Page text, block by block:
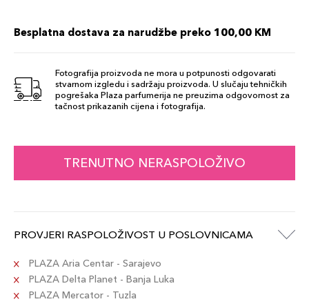
08 - Green 78,00 KM
04 - Plum
Besplatna dostava za narudžbe preko 100,00 KM
Fotografija proizvoda ne mora u potpunosti odgovarati
stvarnom izgledu i sadržaju proizvoda. U slučaju tehničkih
pogrešaka Plaza parfumerija ne preuzima odgovornost za
tačnost prikazanih cijena i fotografija.
TRENUTNO NERASPOLOŽIVO
PROVJERI RASPOLOŽIVOST U POSLOVNICAMA
PLAZA Aria Centar - Sarajevo
PLAZA Delta Planet - Banja Luka
PLAZA Mercator - Tuzla